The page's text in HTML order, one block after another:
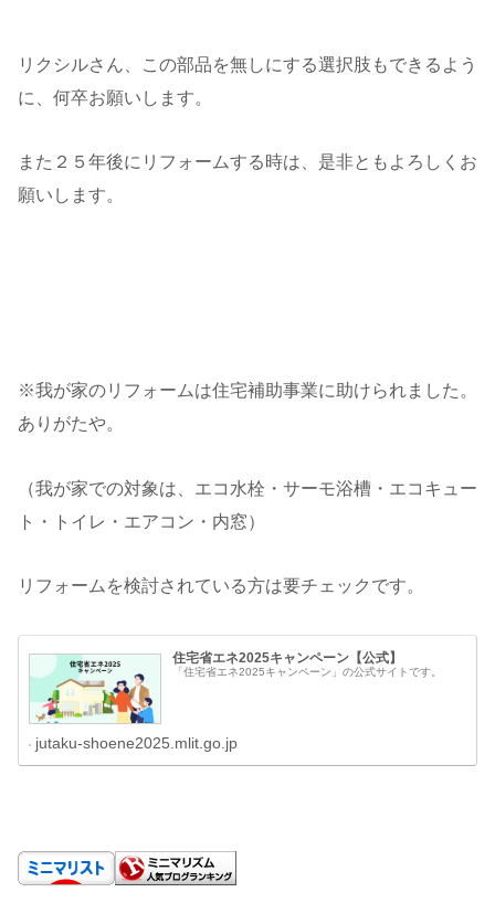
リクシルさん、この部品を無しにする選択肢もできるよう
に、何卒お願いします。
また２５年後にリフォームする時は、是非ともよろしくお
願いします。
※我が家のリフォームは住宅補助事業に助けられました。
ありがたや。
（我が家での対象は、エコ水栓・サーモ浴槽・エコキュー
ト・トイレ・エアコン・内窓）
リフォームを検討されている方は要チェックです。
住宅省エネ2025キャンペーン【公式】
「住宅省エネ2025キャンペーン」の公式サイトです。
jutaku-shoene2025.mlit.go.jp